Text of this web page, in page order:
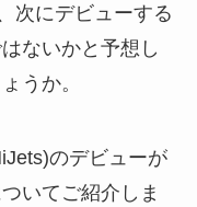
次にデビューする
ないかと予想し
うか。
のデビューが
いてご紹介しま